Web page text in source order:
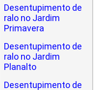
Desentupimento de
ralo no Jardim
Primavera
Desentupimento de
ralo no Jardim
Planalto
Desentupimento de